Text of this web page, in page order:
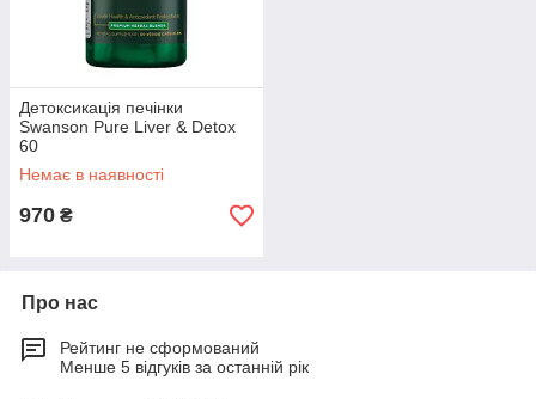
Детоксикація печінки
Swanson Pure Liver & Detox
60
Немає в наявності
970 ₴
Про нас
Рейтинг не сформований
Менше 5 відгуків за останній рік